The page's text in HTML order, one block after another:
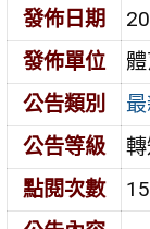
發佈日期
發佈單位
公告類別
公告等級
轉
點閱次數